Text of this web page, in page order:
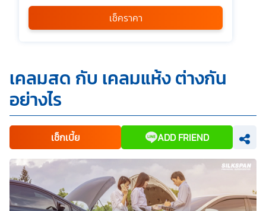
กรุณาเลือก
*
ข้าพเจ้ารับทราบนโยบายคุ้มครองข้อมูลส่วนบุคคล และยินยอมให้
บริษัท SILKSPAN อินชัวรันซ์ โบรกเกอร์เรจ จำกัด รวมถึงบริษัท
ในเครือที่เกี่ยวข้องกัน ตลอดจนคู่ค้าทางธุรกิจและ/หรือ
พันธมิตรของบริษัทเหล่านี้ สามารถเก็บ ใช้ และ/หรือ เปิดเผย
ข้อมูลส่วนบุคคลและข้อมูลส่วนบุคคลที่มีความอ่อนไหวของ
ข้าพเจ้า เพื่อวัตถุประสงค์ในการดำเนินการติดต่อและนำเสนอ
ข้อมูลสำหรับการขายผลิตภัณฑ์ การจัดทำรายการส่งเสริมการ
ขายและการตลาด แจ้งสิทธิประโยชน์หรือข่าวสารต่างๆ แจ้ง
ข้อมูลเกี่ยวกับผลิตภัณฑ์ หรือกรมธรรม์ประกันภัย การใช้ข้อมูล
เพื่อพัฒนาผลิตภัณฑ์หรือบริการต่างๆ หรือเพื่อกิจกรรมอื่นๆ
ท่านสามารถอ่านรายละเอียดนโยบายคุ้มครองข้อมูลส่วนบุคคล
และสิทธิของเจ้าของข้อมูลส่วนบุคคลได้ที่เว็บไซต์
เกี่ยวกับความเป็นส่วนตัวก่อนให้ความยินยอม ทั้งนี้ ก่อนการ
แสดงเจตนา ข้าพเจ้าได้อ่านรายละเอียดจากเอกสารชี้แจงข้อมูล
หรือได้รับคำอธิบายจากหน่วยงานถึงวัตถุประสงค์ในการเก็บ
เช็คราคา
เคลมสด กับ เคลมแห้ง ต่างกัน
อย่างไร
เช็กเบี้ย ADD FRIEND